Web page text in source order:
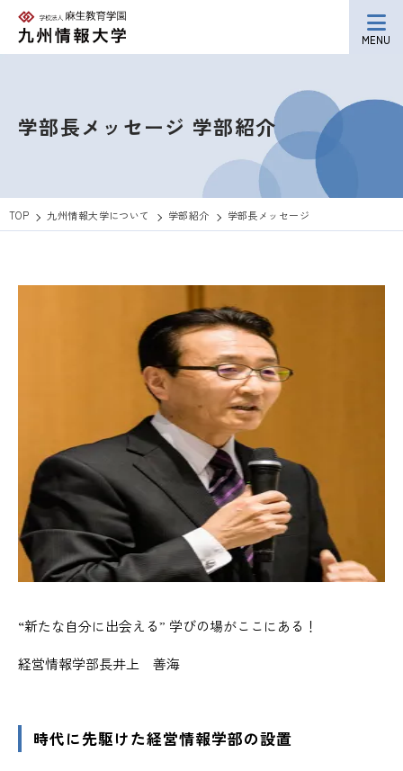
MENU
学部長メッセージ 学部紹介
TOP 九州情報大学について 学部紹介 学部長メッセージ
“新たな自分に出会える” 学びの場がここにある！
経営情報学部長井上 善海
時代に先駆けた経営情報学部の設置